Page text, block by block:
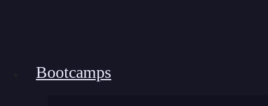
Bootcamps
Primer día de curso en el Big